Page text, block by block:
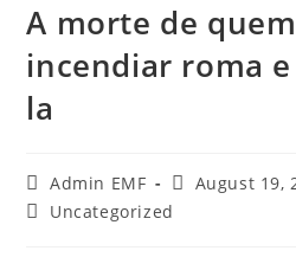
A morte de
incendiar roma
la
Admin EMF
August 19,
Uncategorized